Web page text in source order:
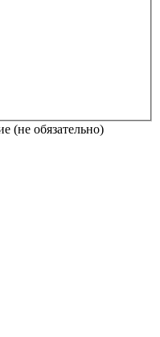
(не обязательно)